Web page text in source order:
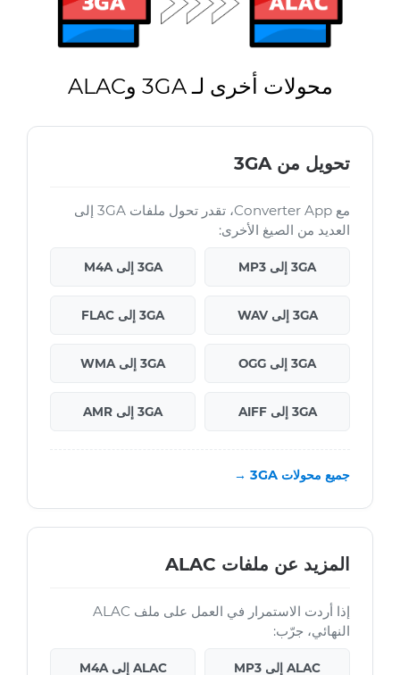
محولات أخرى لـ 3GA وALAC
تحويل من 3GA
مع Converter App، تقدر تحول ملفات 3GA إلى
العديد من الصيغ الأخرى:
3GA إلى MP3 3GA إلى M4A
3GA إلى WAV 3GA إلى FLAC
3GA إلى OGG 3GA إلى WMA
3GA إلى AIFF 3GA إلى AMR
جميع محولات 3GA →
المزيد عن ملفات ALAC
إذا أردت الاستمرار في العمل على ملف ALAC
النهائي، جرّب:
ALAC إلى MP3 ALAC إلى M4A